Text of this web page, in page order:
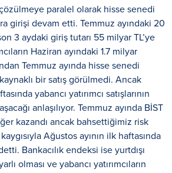
paralel olarak hisse senedi
girişi devam etti. Temmuz ayındaki 20
3 aydaki giriş tutarı 55 milyar TL’ye
Haziran ayındaki 1.7 milyar
Temmuz ayında hisse senedi
bir satış görülmedi. Ancak
yabancı yatırımcı satışlarının
anlaşılıyor. Temmuz ayında BİST
kazandı ancak bahsettiğimiz risk
Ağustos ayının ilk haftasında
Bankacılık endeksi ise yurtdışı
olması ve yabancı yatırımcıların